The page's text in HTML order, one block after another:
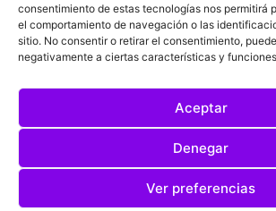
consentimiento de estas tecnologías nos permitirá
el comportamiento de navegación o las
sitio. No consentir o retirar el consentimiento,
negativamente a ciertas características y
Aceptar
Denegar
Ver preferencias
SOBRE NOSOTROS
POLÍTICA DE
POLÍTICA DE COOKIES